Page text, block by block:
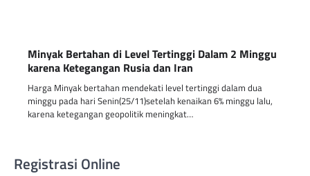
Minyak Bertahan di Level Tertinggi Dalam 2 Minggu
karena Ketegangan Rusia dan Iran
Harga Minyak bertahan mendekati level tertinggi dalam dua
minggu pada hari Senin(25/11)setelah kenaikan 6% minggu lalu,
karena ketegangan geopolitik meningkat…
Registrasi Online